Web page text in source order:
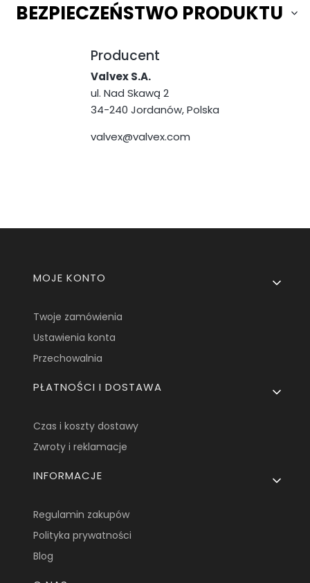
BEZPIECZEŃSTWO PRODUKTU
Producent
Valvex S.A.
ul. Nad Skawą 2
34-240 Jordanów, Polska
valvex@valvex.com
Linki w stopce
MOJE KONTO
Twoje zamówienia
Ustawienia konta
Przechowalnia
PŁATNOŚCI I DOSTAWA
Czas i koszty dostawy
Zwroty i reklamacje
INFORMACJE
Regulamin zakupów
Polityka prywatności
Blog